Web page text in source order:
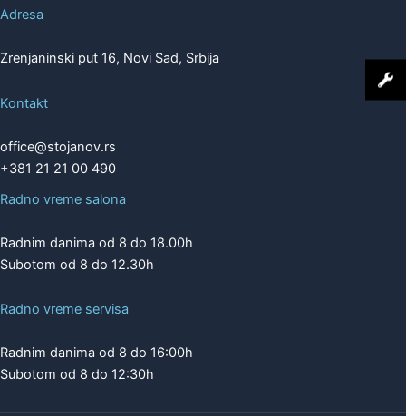
Adresa
Zrenjaninski put 16, Novi Sad, Srbija
Kontakt
office@stojanov.rs
+381 21 21 00 490
Radno vreme salona
Radnim danima od 8 do 18.00h
Subotom od 8 do 12.30h
Radno vreme servisa
Radnim danima od 8 do 16:00h
Subotom od 8 do 12:30h